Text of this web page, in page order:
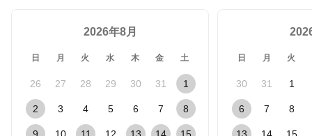
2026年8月
日 月 火 水 木 金 土
26 27 28 29 30 31 1
2 3 4 5 6 7 8
日 月 火
30 31 1
6 7 8